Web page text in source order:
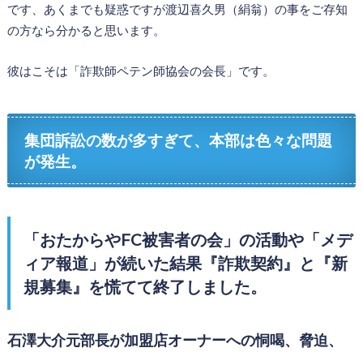
です、あくまでも疑惑ですが渡辺喜久男（絹翁）の事をご存知
の方なら分かると思います。
彼はこそは「詐欺師ペテン師協会の会長」です。
集団訴訟の数が多すぎて、本部は色々な問題
が発生。
「おたからやFC被害者の会」の活動や「メデ
ィア報道」が続いた結果『詐欺契約』と『新
規募集』を慌てて終了しました。
石澤大介元部長が加盟店オーナーへの恫喝、脅迫、